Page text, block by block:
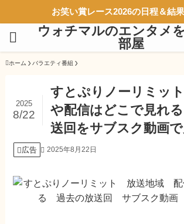
お笑い賞レース2026の日程＆結果
ウォチマルのエンタメ
部屋
ホーム バラエティ番組
すとぷりノーリミッ
や配信はどこで見れ
送回をサブスク動画で
2025
8/22
広告 2025年8月22日